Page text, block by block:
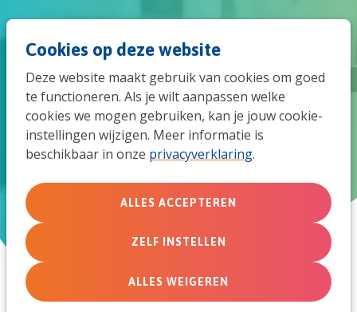
Cookies op deze website
Deze website maakt gebruik van cookies om goed
te functioneren. Als je wilt aanpassen welke
cookies we mogen gebruiken, kan je jouw cookie-
instellingen wijzigen. Meer informatie is
beschikbaar in onze privacyverklaring.
ALLES ACCEPTEREN
ZELF INSTELLEN
ALLES WEIGEREN
naar
de
Mensen uitnodigen bij de
online dienst